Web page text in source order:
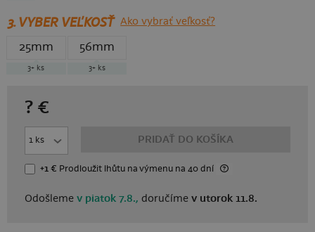
3.VYBER VEĽKOSŤ Ako vybrať veľkosť?
25mm
3+ ks
56mm
3+ ks
? €
PRIDAŤ DO KOŠÍKA
+1 € Prodloužit lhůtuna výmenu na 40 dní
Odošlemev piatok 7.8., doručímev utorok 11.8.